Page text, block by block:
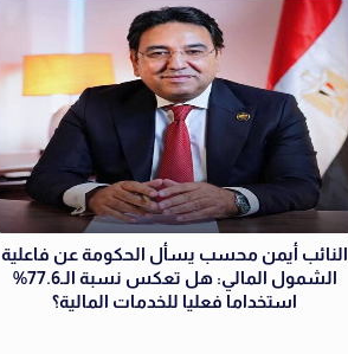
النائب أيمن محسب يسأل الحكومة عن فاعلية
الشمول المالي: هل تعكس نسبة الـ77.6%
استخداما فعليا للخدمات المالية؟